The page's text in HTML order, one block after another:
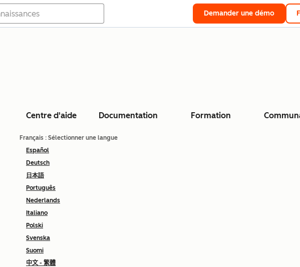
Demander une démo
Centre d'aide Documentation Formation
Français : Sélectionner une langue
Español
Deutsch
日本語
Português
Nederlands
Italiano
Polski
Svenska
Suomi
中文 - 繁體